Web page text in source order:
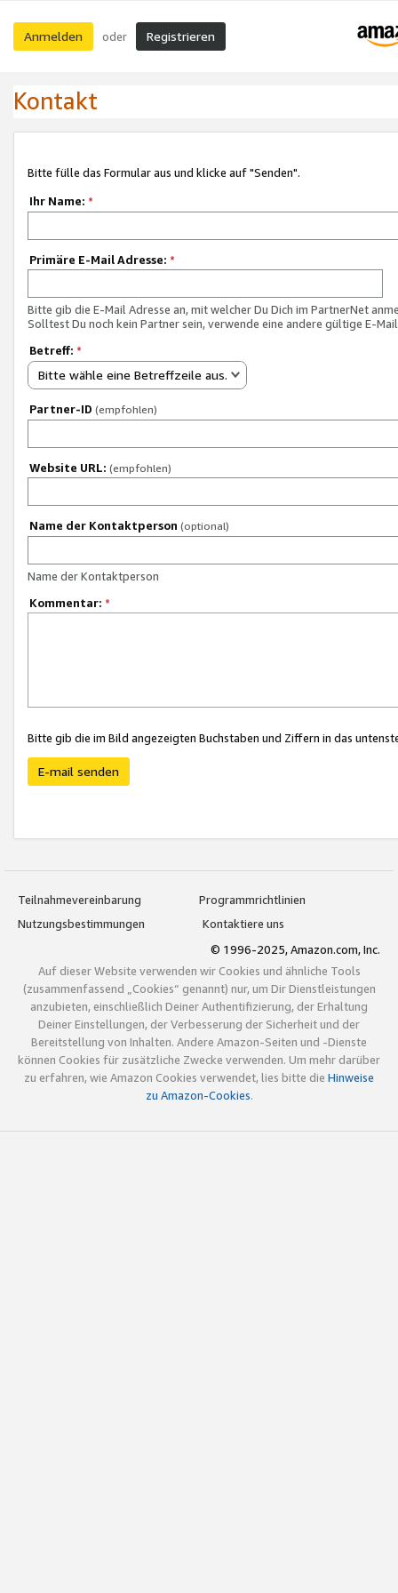
Anmelden oder Registrieren
Kontakt
Bitte fülle das Formular aus und klicke auf "Senden".
Ihr Name: *
Primäre E-Mail Adresse: *
Bitte gib die E-Mail Adresse an, mit welcher Du Dich im PartnerNet
Solltest Du noch kein Partner sein, verwende eine andere gültige E-
Betreff: *
Bitte wähle eine Betreffzeile aus.
Partner-ID (empfohlen)
Website URL: (empfohlen)
Name der Kontaktperson (optional)
Name der Kontaktperson
Kommentar: *
Bitte gib die im Bild angezeigten Buchstaben und Ziffern in das
E-mail senden
Teilnahmevereinbarung
Programmrichtlinien
Nutzungsbestimmungen
Kontaktiere uns
© 1996-2025, Amazon.com, Inc.
Auf dieser Website verwenden wir Cookies und ähnliche Tools
(zusammenfassend „Cookies“ genannt) nur, um Dir Dienstleistungen
anzubieten, einschließlich Deiner Authentifizierung, der Erhaltung
Deiner Einstellungen, der Verbesserung der Sicherheit und der
Bereitstellung von Inhalten. Andere Amazon-Seiten und -Dienste
können Cookies für zusätzliche Zwecke verwenden. Um mehr darüber
zu erfahren, wie Amazon Cookies verwendet, lies bitte die Hinweise
zu Amazon-Cookies.